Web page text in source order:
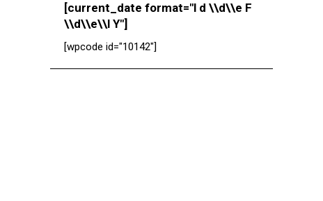
[current_date format="l d \\d\\e F
\\d\\e\\l Y"]
[wpcode id="10142"]